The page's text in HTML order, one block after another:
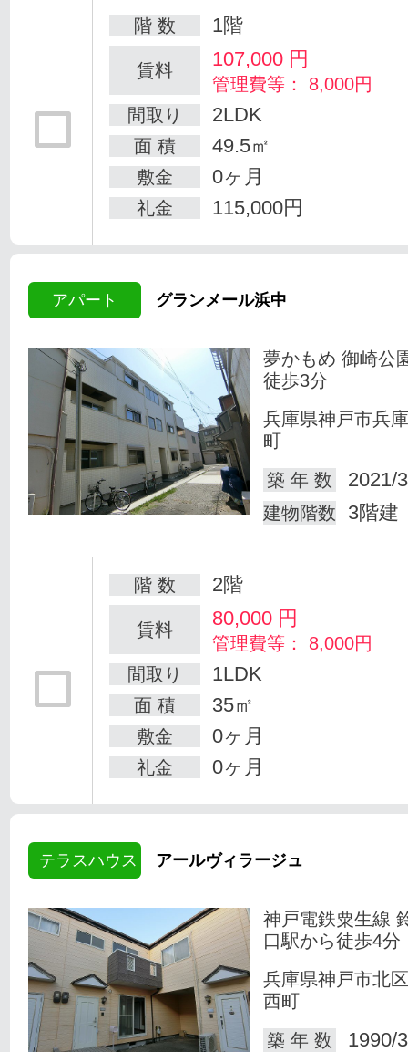
階 数 1階
賃料 107,000 円
管理費等： 8,000円
間取り
2LDK
面 積 49.5㎡
敷金 0ヶ月
礼金 115,000円
アパート グランメール浜中
夢かもめ 御崎公
徒歩3分
兵庫県神戸市兵
町
築 年 数
2021/
建物階数 3階建
階 数 2階
賃料 80,000 円
管理費等： 8,000円
間取り
1LDK
面 積 35㎡
敷金 0ヶ月
礼金 0ヶ月
テラスハウス アールヴィラージュ
神戸電鉄粟生線
口駅から徒歩4分
兵庫県神戸市北
西町
築 年 数
1990/